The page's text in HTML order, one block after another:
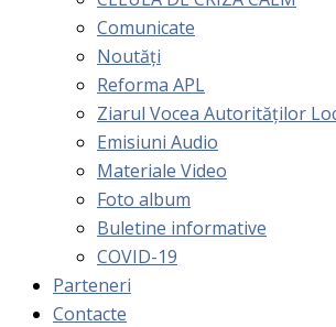
Comunicate
Noutăți
Reforma APL
Ziarul Vocea Autorităților
Emisiuni Audio
Materiale Video
Foto album
Buletine informative
COVID-19
Parteneri
Contacte